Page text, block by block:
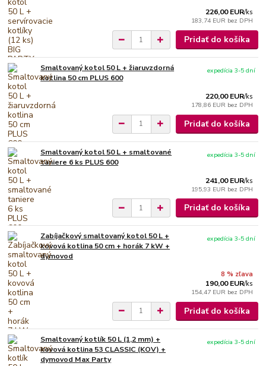
226,00 EUR/ks
183,74 EUR bez DPH
Pridať do košíka
Smaltovaný kotol 50 L + žiaruvzdorná
kotlina 50 cm PLUS 600
220,00 EUR/ks
178,86 EUR bez DPH
expedícia 3-5 dní
Pridať do košíka
Smaltovaný kotol 50 L + smaltované
taniere 6 ks PLUS 600
241,00 EUR/ks
195,93 EUR bez DPH
expedícia 3-5 dní
Pridať do košíka
Zabíjačkový smaltovaný kotol 50 L +
kovová kotlina 50 cm + horák 7 kW +
dymovod
8 % zľava
190,00 EUR/ks
154,47 EUR bez DPH
expedícia 3-5 dní
Pridať do košíka
Smaltovaný kotlík 50 L (1,2 mm) +
kovová kotlina 53 CLASSIC (KOV) +
dymovod Max Party
expedícia 3-5 dní